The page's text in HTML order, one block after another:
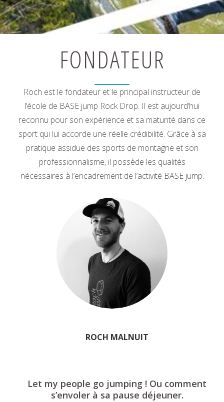
FONDATEUR
Roch est le fondateur et le principal instructeur de
l’école de BASE jump Rock Drop. Il est aujourd’hui
reconnu pour son expérience et sa maturité dans ce
sport qui lui accorde une réelle crédibilité. Grâce à sa
pratique assidue des sports de montagne et son
professionnalisme, il possède les qualités
nécessaires à l’encadrement de l’activité BASE jump.
ROCH MALNUIT
Let my people go jumping ! Ou comment
s’envoler à sa pause déjeuner.